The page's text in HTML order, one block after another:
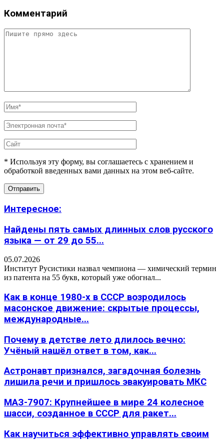
Комментарий
* Используя эту форму, вы соглашаетесь с хранением и
обработкой введенных вами данных на этом веб-сайте.
Интересное:
Найдены пять самых длинных слов русского
языка — от 29 до 55...
05.07.2026
Институт Русистики назвал чемпиона — химический термин
из патента на 55 букв, который уже обогнал...
Как в конце 1980-х в СССР возродилось
масонское движение: скрытые процессы,
международные...
Почему в детстве лето длилось вечно:
Учёный нашёл ответ в том, как...
Астронавт признался, загадочная болезнь
лишила речи и пришлось эвакуировать МКС
МАЗ-7907: Крупнейшее в мире 24 колесное
шасси, созданное в СССР для ракет...
Как научиться эффективно управлять своим